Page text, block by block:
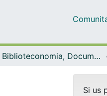
Biblioteconomia, Documentació i Comunicació Audiovisual
Si us